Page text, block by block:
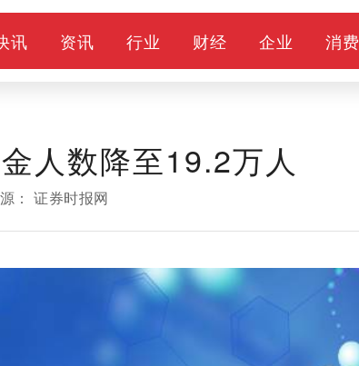
讯 资讯 行业 财经 企业 消费
人数降至19.2万人
： 证券时报网